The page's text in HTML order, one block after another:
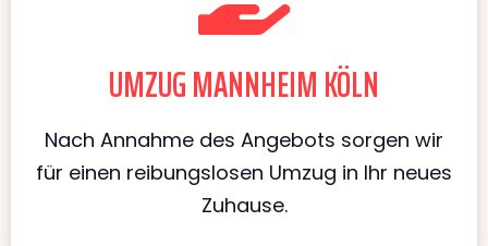
UMZUG MANNHEIM KÖLN
Nach Annahme des Angebots sorgen wir
für einen reibungslosen Umzug in Ihr neues
Zuhause.